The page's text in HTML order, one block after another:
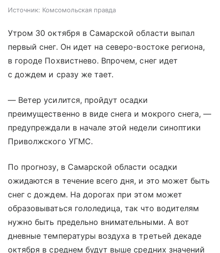
Источник: Комсомольская правда
Утром 30 октября в Самарской области выпал
первый снег. Он идет на северо-востоке региона,
в городе Похвистнево. Впрочем, снег идет
с дождем и сразу же тает.
— Ветер усилится, пройдут осадки
преимущественно в виде снега и мокрого снега, —
предупреждали в начале этой недели синоптики
Приволжского УГМС.
По прогнозу, в Самарской области осадки
ожидаются в течение всего дня, и это может быть
снег с дождем. На дорогах при этом может
образовываться гололедица, так что водителям
нужно быть предельно внимательными. А вот
дневные температуры воздуха в третьей декаде
октября в среднем будут выше средних значений